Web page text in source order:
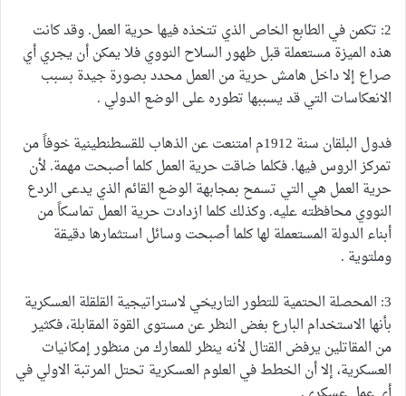
2: تكمن في الطابع الخاص الذي تتخذه فيها حرية العمل. وقد كانت
هذه الميزة مستعملة قبل ظهور السلاح النووي فلا يمكن أن يجري أي
صراع إلا داخل هامش حرية من العمل محدد بصورة جيدة بسبب
الانعكاسات التي قد يسببها تطوره على الوضع الدولي .
فدول البلقان سنة 1912م امتنعت عن الذهاب للقسطنطينية خوفاً من
تمركز الروس فيها. فكلما ضاقت حرية العمل كلما أصبحت مهمة. لأن
حرية العمل هي التي تسمح بمجابهة الوضع القائم الذي يدعى الردع
النووي محافظته عليه. وكذلك كلما ازدادت حرية العمل تماسكاً من
أبناء الدولة المستعملة لها كلما أصبحت وسائل استثمارها دقيقة
وملتوية .
3: المحصلة الحتمية للتطور التاريخي لاستراتيجية القلقلة العسكرية
بأنها الاستخدام البارع بغض النظر عن مستوى القوة المقابلة، فكثير
من المقاتلين يرفض القتال لأنه ينظر للمعارك من منظور إمكانيات
العسكرية، إلا أن الخطط في العلوم العسكرية تحتل المرتبة الاولي في